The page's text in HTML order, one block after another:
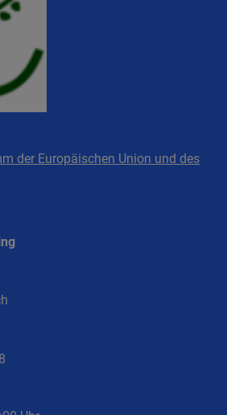
der Europäischen Union und des